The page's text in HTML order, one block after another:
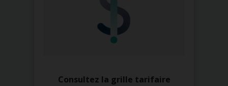
Consultez la grille tarifaire